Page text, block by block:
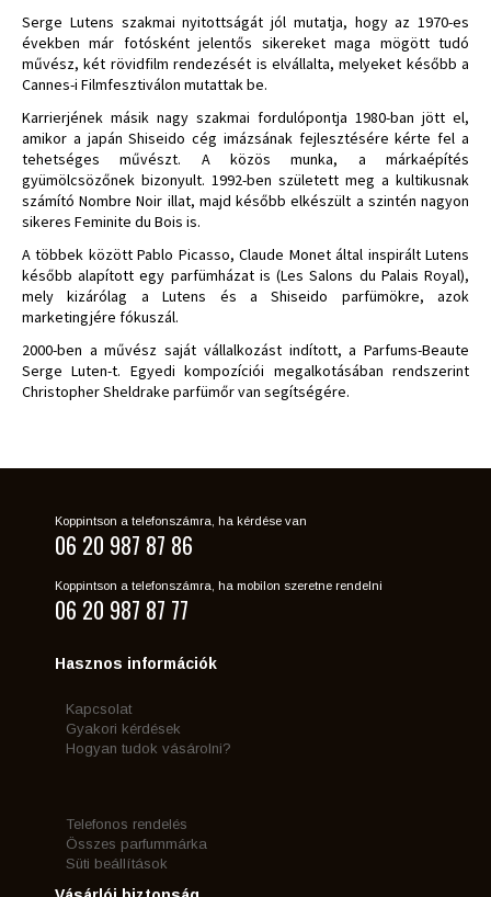
Serge Lutens szakmai nyitottságát jól mutatja, hogy az 1970-es
években már fotósként jelentős sikereket maga mögött tudó
művész, két rövidfilm rendezését is elvállalta, melyeket később a
Cannes-i Filmfesztiválon mutattak be.
Karrierjének másik nagy szakmai fordulópontja 1980-ban jött el,
amikor a japán Shiseido cég imázsának fejlesztésére kérte fel a
tehetséges művészt. A közös munka, a márkaépítés
gyümölcsözőnek bizonyult. 1992-ben született meg a kultikusnak
számító Nombre Noir illat, majd később elkészült a szintén nagyon
sikeres Feminite du Bois is.
A többek között Pablo Picasso, Claude Monet által inspirált Lutens
később alapított egy parfümházat is (Les Salons du Palais Royal),
mely kizárólag a Lutens és a Shiseido parfümökre, azok
marketingjére fókuszál.
2000-ben a művész saját vállalkozást indított, a Parfums-Beaute
Serge Luten-t. Egyedi kompozíciói megalkotásában rendszerint
Christopher Sheldrake parfümőr van segítségére.
Koppintson a telefonszámra, ha kérdése van
06 20 987 87 86
Koppintson a telefonszámra, ha mobilon szeretne rendelni
06 20 987 87 77
Hasznos információk
Kapcsolat
Gyakori kérdések
Hogyan tudok vásárolni?
Telefonos rendelés
Összes parfummárka
Süti beállítások